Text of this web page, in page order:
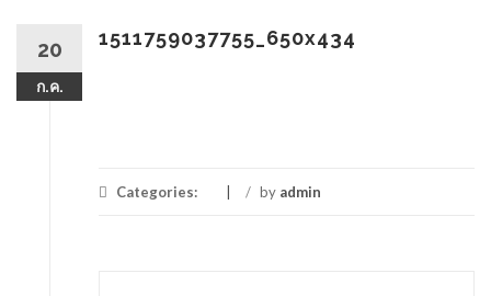
20
ก.ค.
1511759037755_650x434
Categories: / by admin